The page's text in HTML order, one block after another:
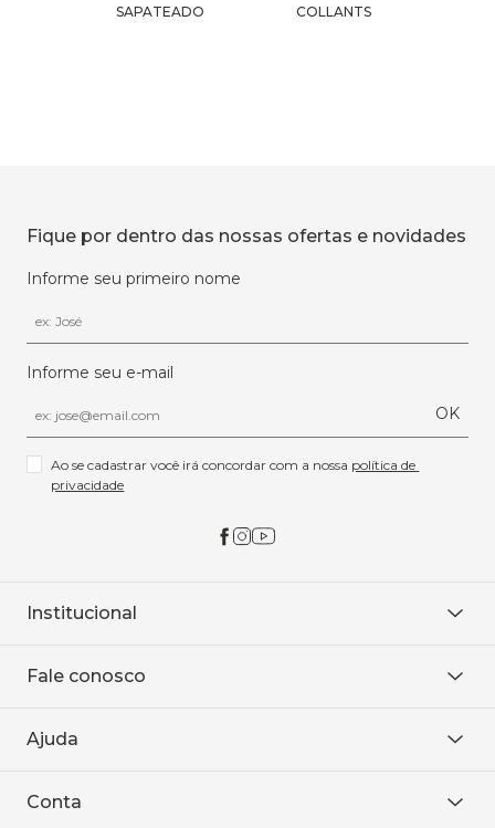
SAPATEADO COLLANTS
Fique por dentro das nossas ofertas e novidades
Informe seu primeiro nome
Informe seu e-mail
OK
Ao se cadastrar você irá concordar com a nossa política de
privacidade
Institucional
Onde encontrar
Baixe o APP
Fale conosco
WhatsApp
Ajuda
Política de entrega
Conta